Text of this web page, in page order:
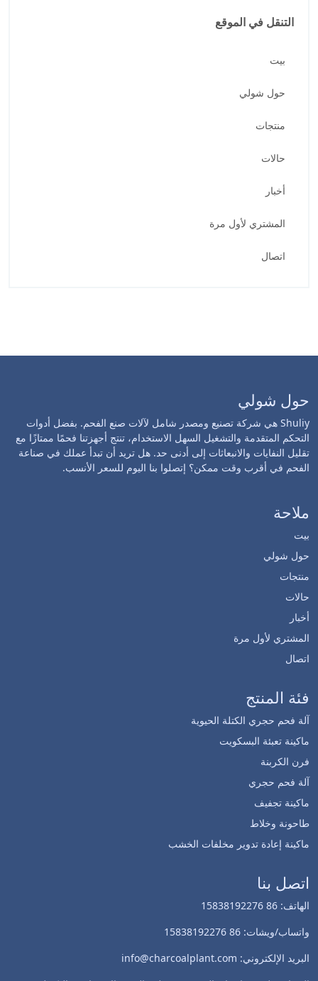
التنقل في الموقع
بيت
حول شولي
منتجات
حالات
أخبار
المشتري لأول مرة
اتصال
حول شولي
Shuliy هي شركة تصنيع ومصدر شامل لآلات صنع الفحم. بفضل أدوات
التحكم المتقدمة والتشغيل السهل الاستخدام، تنتج أجهزتنا فحمًا ممتازًا مع
تقليل النفايات والانبعاثات إلى أدنى حد. هل تريد أن تبدأ عملك في صناعة
الفحم في أقرب وقت ممكن؟ إتصلوا بنا اليوم للسعر الأنسب.
ملاحة
بيت
حول شولي
منتجات
حالات
أخبار
المشتري لأول مرة
اتصال
فئة المنتج
آلة فحم حجري الكتلة الحيوية
ماكينة تعبئة البسكويت
فرن الكربنة
آلة فحم حجري
ماكينة تجفيف
طاحونة وخلاط
ماكينة إعادة تدوير مخلفات الخشب
اتصل بنا
الهاتف: 86 15838192276
واتساب/ويشات: 86 15838192276
البريد الإلكتروني: info@charcoalplant.com
Whatsapp
Wechat